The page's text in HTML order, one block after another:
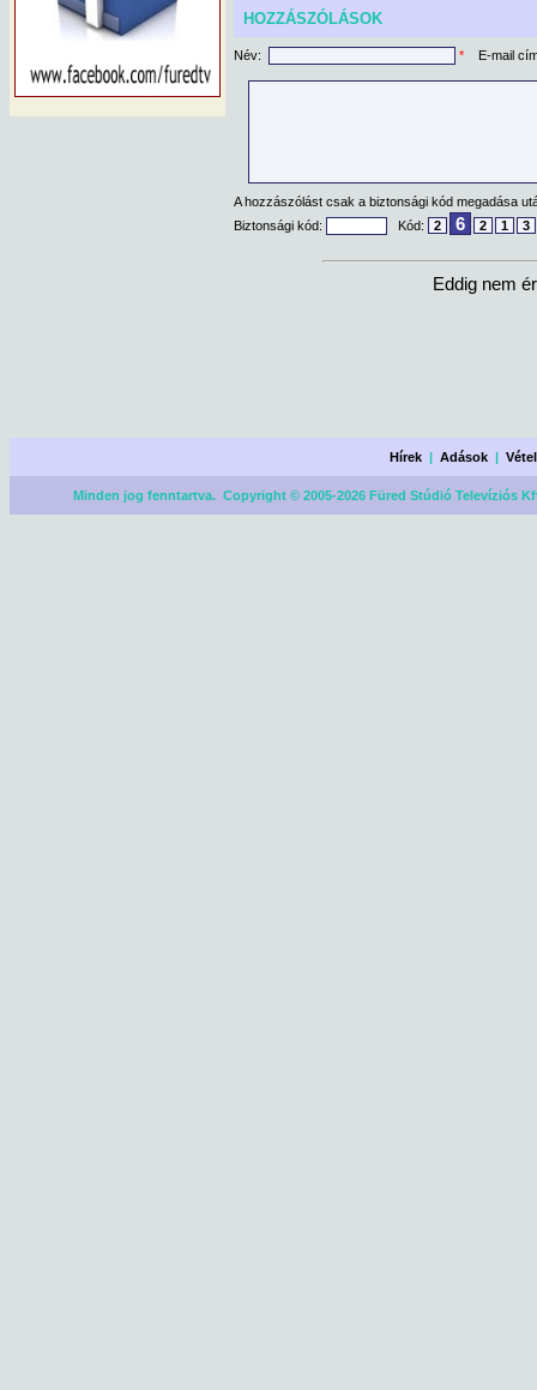
HOZZÁSZÓLÁSOK
Név: * E-mail
A hozzászólást csak a biztonsági kód megadása
Biztonsági kód:
Kód: 2 6 2 1 3
Eddig nem
Hírek |Adások |
Minden jog fenntartva. Copyright © 2005-2026 Füred Stúdió Televíziós